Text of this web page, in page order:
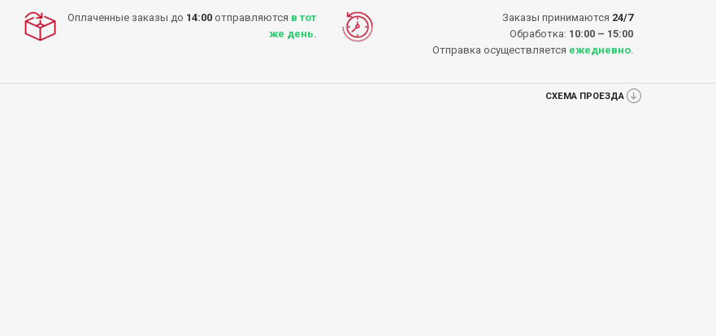
Оплаченные заказы до 14:00 отправляются в тот
же день
Заказы принимаются 24/7
Обработка: 10:00 – 15:00
Отправка осуществляется ежедневно
СХЕМА ПРОЕЗДА